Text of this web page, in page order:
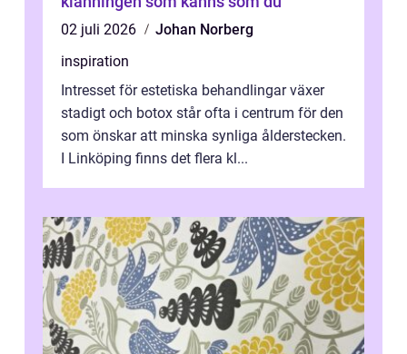
02 juli 2026
Johan Norberg
inspiration
Intresset för estetiska behandlingar växer
stadigt och botox står ofta i centrum för den
som önskar att minska synliga ålderstecken.
I Linköping finns det flera kl...